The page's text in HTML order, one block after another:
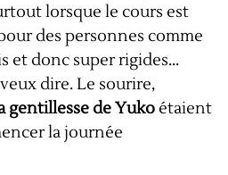
lorsque le cours est
des personnes comme
et donc super rigides...
dire. Le sourire,
gentillesse de Yuko étaient
la journée